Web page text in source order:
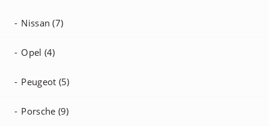
Nissan (7)
Opel (4)
Peugeot (5)
Porsche (9)